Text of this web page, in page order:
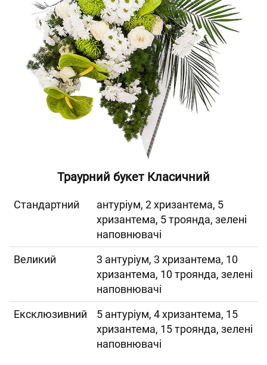
Траурний букет Класичний
Cтандартний
антуріум, 2 хризантема, 5
хризантема, 5 троянда, зелені
наповнювачі
Великий
3 антуріум, 3 хризантема, 10
хризантема, 10 троянда, зелені
наповнювачі
Ексклюзивний
5 антуріум, 4 хризантема, 15
хризантема, 15 троянда, зелені
наповнювачі